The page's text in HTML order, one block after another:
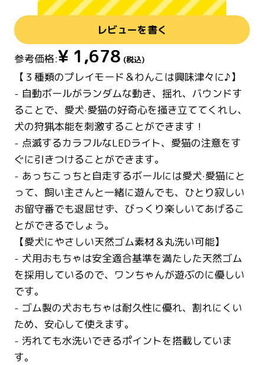
レビューを書く
参考価格:¥ 1,678 (税込)
【３種類のプレイモード＆わんこは興味津々に♪】
- 自動ボールがランダムな動き、揺れ、バウンドす
ることで、愛犬·愛猫の好奇心を掻き立ててくれし、
犬の狩猟本能を刺激することができます！
- 点滅するカラフルなLEDライト、愛猫の注意をす
ぐに引きつけることができます。
- あっちこっちと自走するボールには愛犬·愛猫にと
って、飼い主さんと一緒に遊んでも、ひとり寂しい
お留守番でも退屈せず、びっくり楽しいてあげるこ
とができるでしょう。
【愛犬にやさしい天然ゴム素材＆丸洗い可能】
- 犬用おもちゃは安全適合基準を満たした天然ゴム
を採用しているので、ワンちゃんが遊ぶのに優しい
です。
- ゴム製の犬おもちゃは耐久性に優れ、割れにくい
ため、安心して使えます。
- 汚れても水洗いできるポイントを搭載していま
す。